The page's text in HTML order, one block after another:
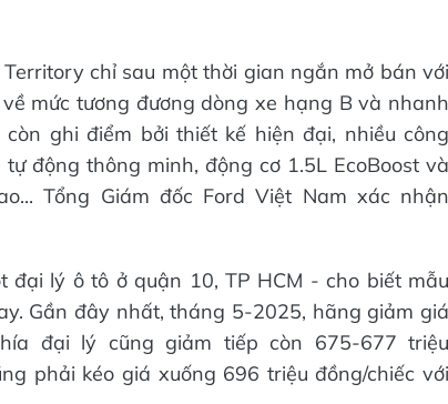
chỉ sau một thời gian ngắn mở bán với
mức tương đương dòng xe hạng B và nhanh
ghi điểm bởi thiết kế hiện đại, nhiều công
động thông minh, động cơ 1.5L EcoBoost và
Tổng Giám đốc Ford Việt Nam xác nhận
lý ô tô ở quận 10, TP HCM - cho biết mẫu
Gần đây nhất, tháng 5-2025, hãng giảm giá
đại lý cũng giảm tiếp còn 675-677 triệu
phải kéo giá xuống 696 triệu đồng/chiếc với